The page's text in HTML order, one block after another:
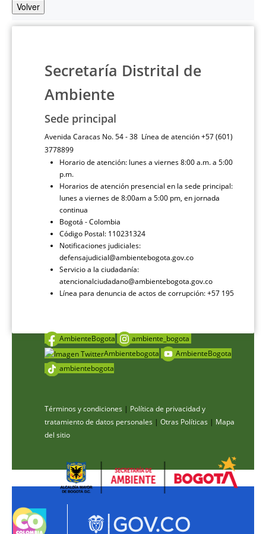
Volver
Secretaría Distrital de
Ambiente
Sede principal
Avenida Caracas No. 54 - 38 Línea de atención +57 (601)
3778899
Horario de atención: lunes a viernes 8:00 a.m. a 5:00
p.m.
Horarios de atención presencial en la sede principal:
lunes a viernes de 8:00am a 5:00 pm, en jornada
continua
Bogotá - Colombia
Código Postal: 110231324
Notificaciones judiciales:
defensajudicial@ambientebogota.gov.co
Servicio a la ciudadanía:
atencionalciudadano@ambientebogota.gov.co
Línea para denuncia de actos de corrupción: +57 195
AmbienteBogota
ambiente_bogota
Ambientebogota
AmbienteBogota
ambientebogota
Términos y condiciones | Política de privacidad y
tratamiento de datos personales | Otras Políticas | Mapa
del sitio